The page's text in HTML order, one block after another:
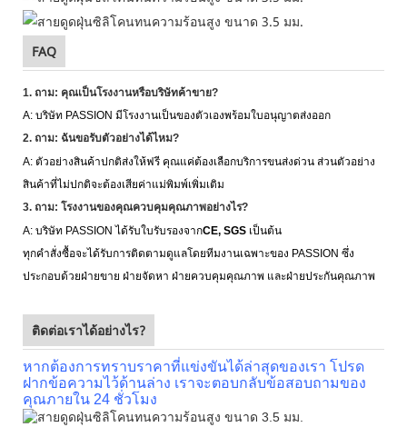
FAQ
1. ถาม: คุณเป็นโรงงานหรือบริษัทค้าขาย?
A: บริษัท PASSION มีโรงงานเป็นของตัวเองพร้อมใบอนุญาตส่งออก
2. ถาม: ฉันขอรับตัวอย่างได้ไหม?
A: ตัวอย่างสินค้าปกติส่งให้ฟรี คุณแค่ต้องเลือกบริการขนส่งด่วน ส่วนตัวอย่าง
สินค้าที่ไม่ปกติจะต้องเสียค่าแม่พิมพ์เพิ่มเติม
3. ถาม: โรงงานของคุณควบคุมคุณภาพอย่างไร?
A: บริษัท PASSION ได้รับใบรับรองจากCE, SGS เป็นต้น
ทุกคำสั่งซื้อจะได้รับการติดตามดูแลโดยทีมงานเฉพาะของ PASSION ซึ่ง
ประกอบด้วยฝ่ายขาย ฝ่ายจัดหา ฝ่ายควบคุมคุณภาพ และฝ่ายประกันคุณภาพ
ติดต่อเราได้อย่างไร?
หากต้องการทราบราคาที่แข่งขันได้ล่าสุดของเรา โปรด
ฝากข้อความไว้ด้านล่าง เราจะตอบกลับข้อสอบถามของ
คุณภายใน 24 ชั่วโมง